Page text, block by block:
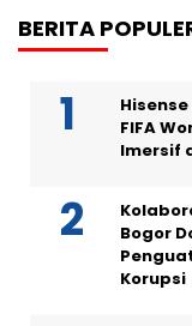
BERITA
FIFA
Imersif
Bogor
Korupsi